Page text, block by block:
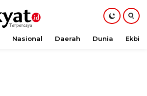
Nasional Daerah Dunia Ekbis